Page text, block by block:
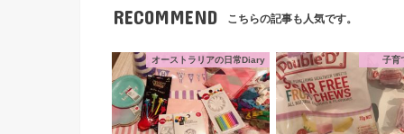
RECOMMEND こちらの記事も人気です。
オーストラリアの日常Diary 子育